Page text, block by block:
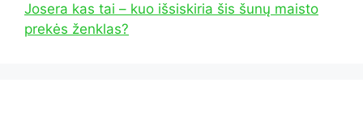
Josera kas tai – kuo išsiskiria šis šunų maisto
prekės ženklas?